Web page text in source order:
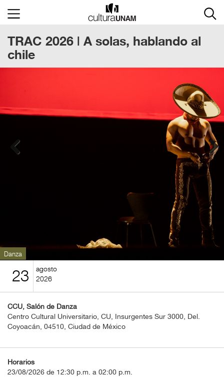
Cultura UNAM
DE
PRENSA
Guía
Mensual
TRAC 2026 | A solas, hablando al
chile
Next
Danza
23
agosto
2026
CCU, Salón de Danza
Centro Cultural Universitario, CU, Insurgentes Sur 3000, Del.
Coyoacán, 04510, Ciudad de México
Horarios
23/08/2026 de 12:30 p.m. a 02:00 p.m.
×